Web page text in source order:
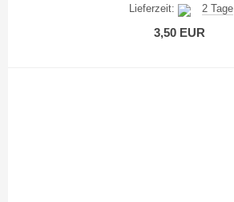
Lieferzeit: 2 Tage
3,50 EUR